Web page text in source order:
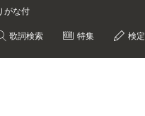
がな付
歌詞検索 特集 検定